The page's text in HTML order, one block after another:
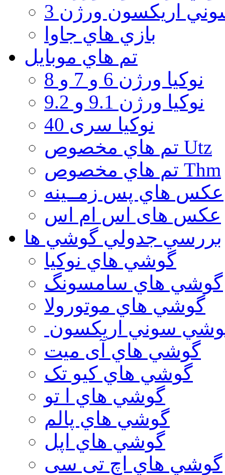
اريكسون ورژن 3
بازي هاي جاوا
تم هاي موبايل
نوكيا ورژن 6 و 7 و 8
نوكيا ورژن 9.1 و 9.2
نوکیا سری 40
تم هاي مخصوص Utz
تم هاي مخصوص Thm
عكس هاي پس زمــينه
عكس های اس ام اس
بررسي جدولي گوشي ها
گوشي هاي نوكيا
گوشي هاي سامسونگ
گوشي هاي موتورولا
سوني اريكسون
گوشي هاي آی میت
گوشي هاي کیو تک
گوشي هاي ا تو
گوشي هاي پالم
گوشي هاي اپل
گوشي هاي اچ تی سی